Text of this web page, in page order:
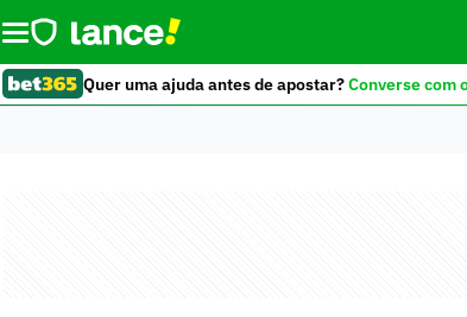
Quer uma ajuda antes de apostar?Converse com